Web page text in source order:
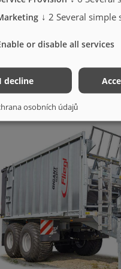
|
↓ 2 Several simple
or disable all services
I decline
osobních údajů